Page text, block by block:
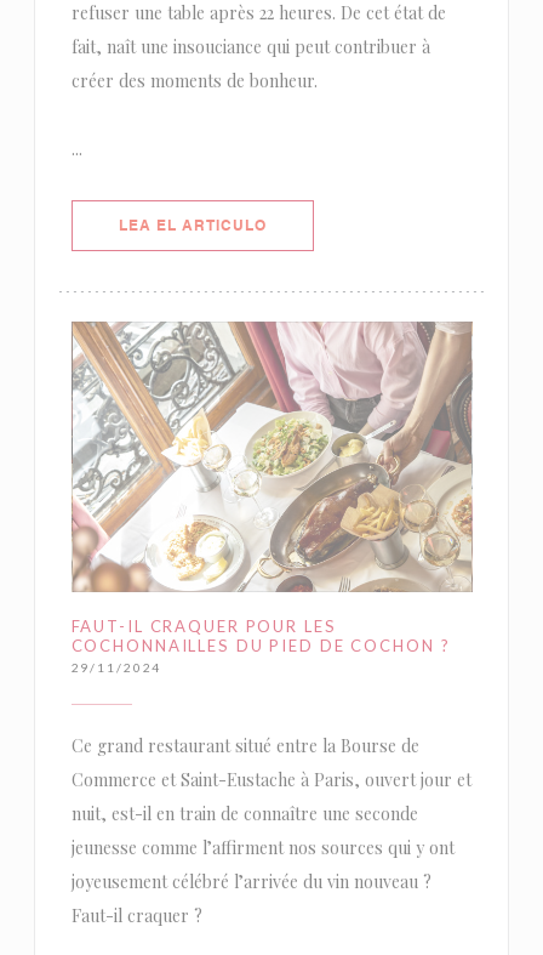
refuser une table après 22 heures. De cet état de
fait, naît une insouciance qui peut contribuer à
créer des moments de bonheur.
...
LEA EL ARTICULO((ABRE EN UNA NUEVA
FAUT-IL CRAQUER POUR LES
COCHONNAILLES DU PIED DE COCHON ?
29/11/2024
Ce grand restaurant situé entre la Bourse de
Commerce et Saint-Eustache à Paris, ouvert jour et
nuit, est-il en train de connaître une seconde
jeunesse comme l’affirment nos sources qui y ont
joyeusement célébré l’arrivée du vin nouveau ?
Faut-il craquer ?